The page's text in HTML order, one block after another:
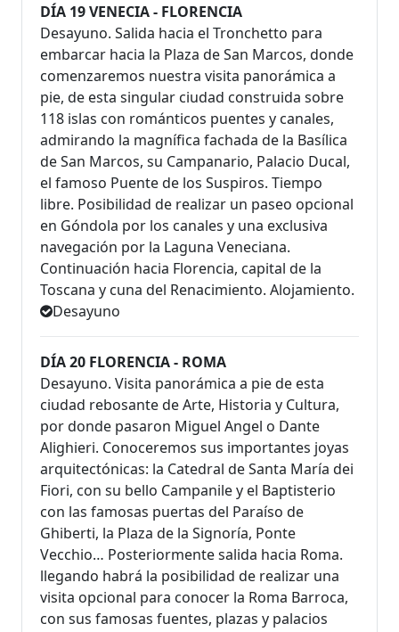
DÍA 19 VENECIA - FLORENCIA
Desayuno. Salida hacia el Tronchetto para
embarcar hacia la Plaza de San Marcos, donde
comenzaremos nuestra visita panorámica a
pie, de esta singular ciudad construida sobre
118 islas con románticos puentes y canales,
admirando la magnífica fachada de la Basílica
de San Marcos, su Campanario, Palacio Ducal,
el famoso Puente de los Suspiros. Tiempo
libre. Posibilidad de realizar un paseo opcional
en Góndola por los canales y una exclusiva
navegación por la Laguna Veneciana.
Continuación hacia Florencia, capital de la
Toscana y cuna del Renacimiento. Alojamiento.
Desayuno
DÍA 20 FLORENCIA - ROMA
Desayuno. Visita panorámica a pie de esta
ciudad rebosante de Arte, Historia y Cultura,
por donde pasaron Miguel Angel o Dante
Alighieri. Conoceremos sus importantes joyas
arquitectónicas: la Catedral de Santa María dei
Fiori, con su bello Campanile y el Baptisterio
con las famosas puertas del Paraíso de
Ghiberti, la Plaza de la Signoría, Ponte
Vecchio… Posteriormente salida hacia Roma.
llegando habrá la posibilidad de realizar una
visita opcional para conocer la Roma Barroca,
con sus famosas fuentes, plazas y palacios